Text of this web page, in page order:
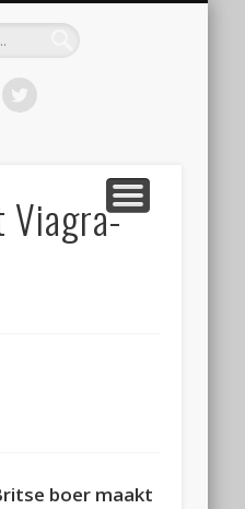
Worstlog
Viagra-
boer maakt